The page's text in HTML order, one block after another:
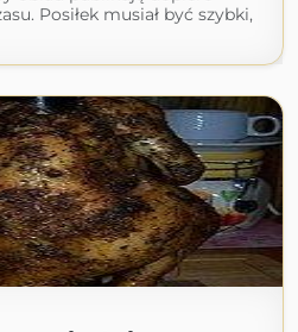
Posiłek musiał być szybki,